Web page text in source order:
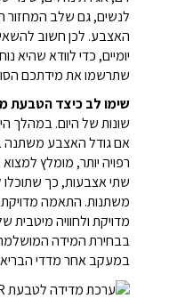
לנשים, גם שלב המחזור
האצבע. לכן חשוב
יומיים, כדי לוודא שהיא
שתרשמו את מידתכם
שימו לב כיצד הטבעת
שונות של היום. במהלך
אם גודל האצבע משתנה
רפויה יותר, מומלץ
שתי אצבעות, כך שתוכלו
משתנות. התאמה
מדויקת ולחוויה
בבחירת המידה המושלמת,
במעקב אחר מדדי